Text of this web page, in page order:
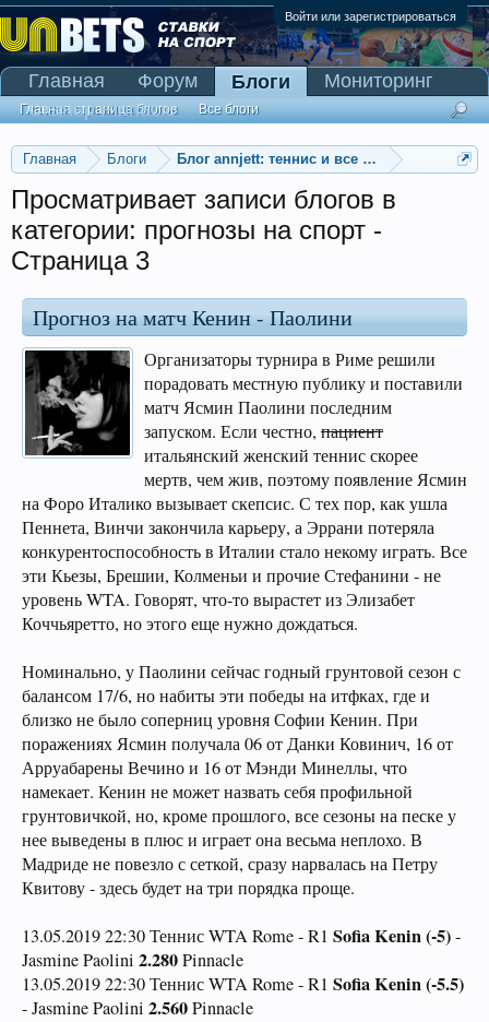
Войти или зарегистрироваться
Главная Блоги Блог annjett: теннис и все такое прочее
Просматривает записи блогов в
категории: прогнозы на спорт -
Страница 3
Прогноз на матч Кенин - Паолини
Организаторы турнира в Риме решили
порадовать местную публику и поставили
матч Ясмин Паолини последним
запуском. Если честно, пациент
итальянский женский теннис скорее
мертв, чем жив, поэтому появление Ясмин
на Форо Италико вызывает скепсис. С тех пор, как ушла
Пеннета, Винчи закончила карьеру, а Эррани потеряла
конкурентоспособность в Италии стало некому играть. Все
эти Кьезы, Брешии, Колменьи и прочие Стефанини - не
уровень WTA. Говорят, что-то вырастет из Элизабет
Коччьяретто, но этого еще нужно дождаться.
Номинально, у Паолини сейчас годный грунтовой сезон с
балансом 17/6, но набиты эти победы на итфках, где и
близко не было соперниц уровня Софии Кенин. При
поражениях Ясмин получала 06 от Данки Ковинич, 16 от
Арруабарены Вечино и 16 от Мэнди Минеллы, что
намекает. Кенин не может назвать себя профильной
грунтовичкой, но, кроме прошлого, все сезоны на песке у
нее выведены в плюс и играет она весьма неплохо. В
Мадриде не повезло с сеткой, сразу нарвалась на Петру
Квитову - здесь будет на три порядка проще.
13.05.2019 22:30 Теннис WTA Rome - R1 Sofia Kenin (-5)-
Jasmine Paolini 2.280Pinnacle
13.05.2019 22:30 Теннис WTA Rome - R1 Sofia Kenin (-5.5)
- Jasmine Paolini 2.560Pinnacle
Главная Форум Блоги
Главная страница блогов Все блоги
Мониторинг
Сканер Pinnacle